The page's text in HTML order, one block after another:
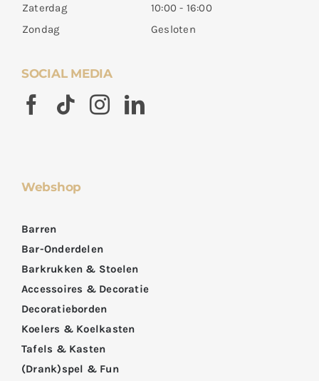
Zaterdag
10:00 - 16:00
Zondag
Gesloten
SOCIAL MEDIA
Webshop
Barren
Bar-Onderdelen
Barkrukken & Stoelen
Accessoires & Decoratie
Decoratieborden
Koelers & Koelkasten
Tafels & Kasten
(Drank)spel & Fun